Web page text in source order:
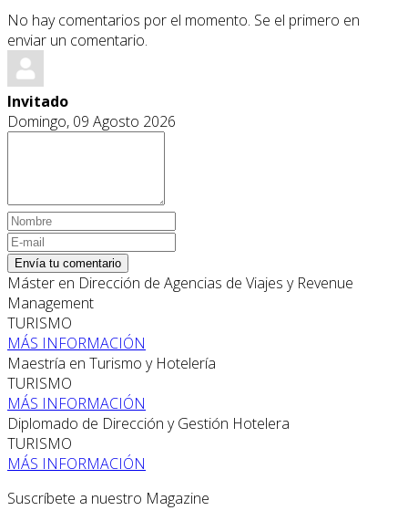
No hay comentarios por el momento. Se el primero en
enviar un comentario.
Invitado
Domingo, 09 Agosto 2026
Envía tu comentario
Máster en Dirección de Agencias de Viajes y Revenue
Management
TURISMO
MÁS INFORMACIÓN
Maestría en Turismo y Hotelería
TURISMO
MÁS INFORMACIÓN
Diplomado de Dirección y Gestión Hotelera
TURISMO
MÁS INFORMACIÓN
Suscríbete a nuestro Magazine